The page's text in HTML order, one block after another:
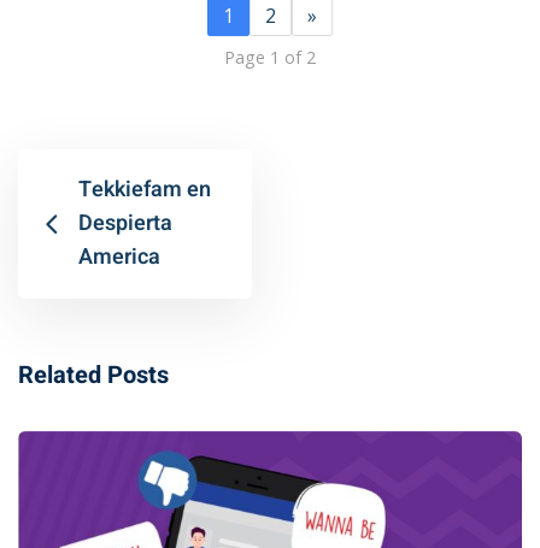
1 2 »
Page 1 of 2
Tekkiefam en
Despierta
America
Related Posts